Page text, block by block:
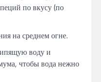
по вкусу (по
на среднем огне.
воду и
чтобы вода нежно